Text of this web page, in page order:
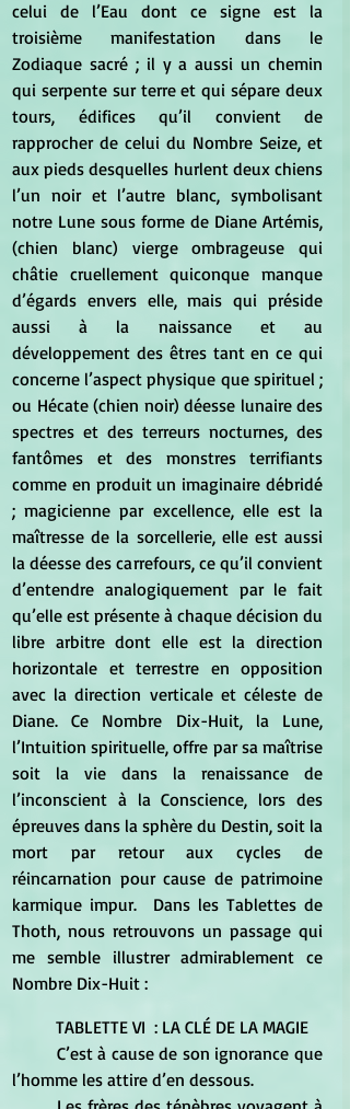
celui de l’Eau dont ce signe est la
troisième manifestation dans le
Zodiaque sacré ; il y a aussi un chemin
qui serpente sur terre et qui sépare deux
tours, édifices qu’il convient de
rapprocher de celui du Nombre Seize, et
aux pieds desquelles hurlent deux chiens
l’un noir et l’autre blanc, symbolisant
notre Lune sous forme de Diane Artémis,
(chien blanc) vierge ombrageuse qui
châtie cruellement quiconque manque
d’égards envers elle, mais qui préside
aussi à la naissance et au
développement des êtres tant en ce qui
concerne l’aspect physique que spirituel ;
ou Hécate (chien noir) déesse lunaire des
spectres et des terreurs nocturnes, des
fantômes et des monstres terrifiants
comme en produit un imaginaire débridé
; magicienne par excellence, elle est la
maîtresse de la sorcellerie, elle est aussi
la déesse des carrefours, ce qu’il convient
d’entendre analogiquement par le fait
qu’elle est présente à chaque décision du
libre arbitre dont elle est la direction
horizontale et terrestre en opposition
avec la direction verticale et céleste de
Diane. Ce Nombre Dix-Huit, la Lune,
l’Intuition spirituelle, offre par sa maîtrise
soit la vie dans la renaissance de
l’inconscient à la Conscience, lors des
épreuves dans la sphère du Destin, soit la
mort par retour aux cycles de
réincarnation pour cause de patrimoine
karmique impur.  Dans les Tablettes de
Thoth, nous retrouvons un passage qui
me semble illustrer admirablement ce
Nombre Dix-Huit :
	TABLETTE VI  : LA CLÉ DE LA MAGIE
l’homme les attire d’en dessous.